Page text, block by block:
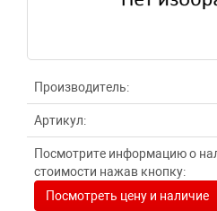
Производитель:
Артикул:
Посмотрите информацию о
стоимости нажав кнопку:
Посмотреть цену и наличие